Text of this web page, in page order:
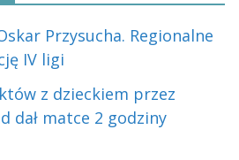
Przysucha. Regionalne
IV ligi
z dzieckiem przez
dał matce 2 godziny